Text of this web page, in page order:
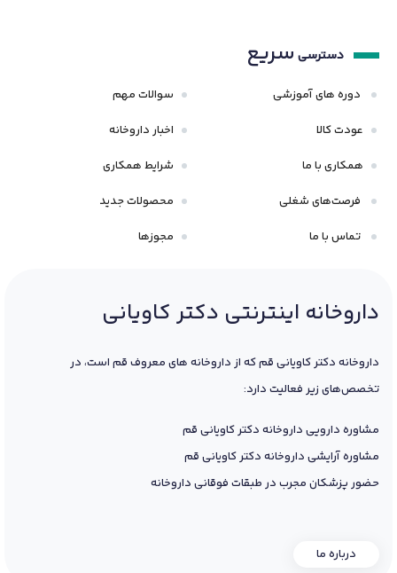
دسترسی سریع
دوره های آموزشی
عودت کالا
همکاری با ما
فرصت‌های شغلی
تماس با ما
سوالات مهم
اخبار داروخانه
شرایط همکاری
محصولات جدید
مجوزها
داروخانه اینترنتی دکتر کاویانی
داروخانه دکتر کاویانی قم که از داروخانه های معروف قم است، در
تخصص‌های زیر فعالیت دارد:
مشاوره دارویی داروخانه دکتر کاویانی قم
مشاوره آرایشی داروخانه دکتر کاویانی قم
حضور پزشکان مجرب در طبقات فوقانی داروخانه
درباره ما